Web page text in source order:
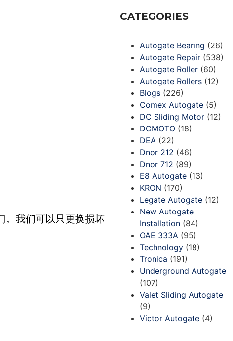
。我们可以只更换损坏
CATEGORIES
Autogate Bearing (26)
Autogate Repair(538)
Autogate Roller(60)
Autogate Rollers(12)
Blogs(226)
Comex Autogate(5)
DC Sliding Motor(12)
DCMOTO(18)
DEA(22)
Dnor 212 (46)
Dnor 712 (89)
E8 Autogate(13)
KRON (170)
Legate Autogate(12)
New Autogate
Installation(84)
OAE 333A(95)
Technology(18)
Tronica (191)
Underground Autogate
(107)
Valet Sliding Autogate
(9)
Victor Autogate(4)